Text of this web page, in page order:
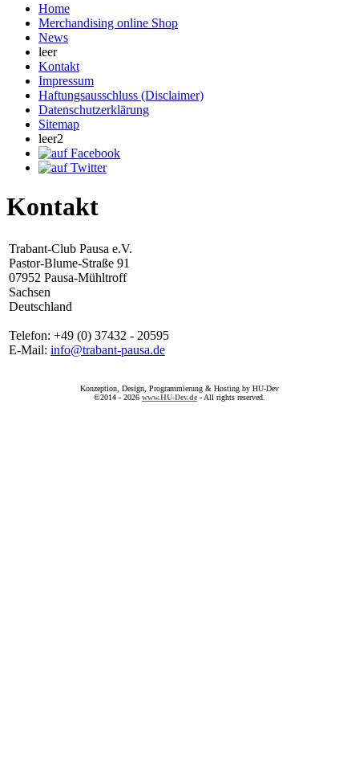
Home
Merchandising online Shop
News
leer
Kontakt
Impressum
Haftungsausschluss (Disclaimer)
Datenschutzerklärung
Sitemap
leer2
Kontakt
Trabant-Club Pausa e.V.
Pastor-Blume-Straße 91
07952 Pausa-Mühltroff
Sachsen
Deutschland
Telefon: +49 (0) 37432 - 20595
E-Mail: info@trabant-pausa.de
Konzeption, Design, Programmierung & Hosting by HU-Dev
©2014 - 2026 www.HU-Dev.de - All rights reserved.